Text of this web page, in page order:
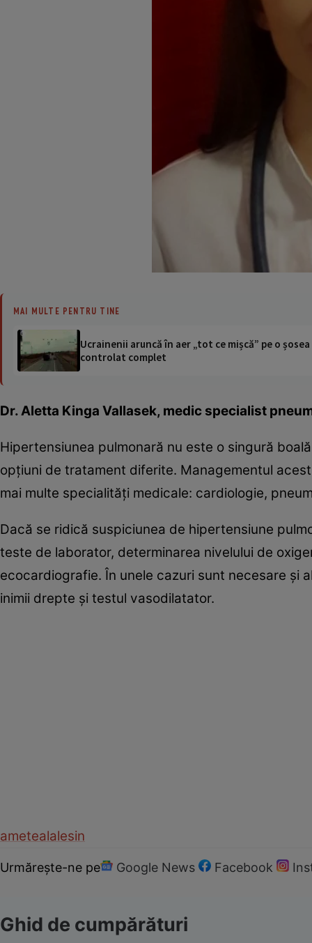
MAI MULTE PENTRU TINE
Ucrainenii aruncă în aer „tot ce mișcă” pe o
controlat complet
Dr. Aletta Kinga Vallasek, medic specialist
Hipertensiunea pulmonară nu este o singură
opţiuni de tratament diferite. Managementul
mai multe specialităţi medicale: cardiologie,
Dacă se ridică suspiciunea de hipertensiune
teste de laborator, determinarea nivelului de
ecocardiografie. În unele cazuri sunt necesare
inimii drepte şi testul vasodilatator.
ametealalesin
Urmărește-ne pe Google News Facebook
Ghid de cumpărături